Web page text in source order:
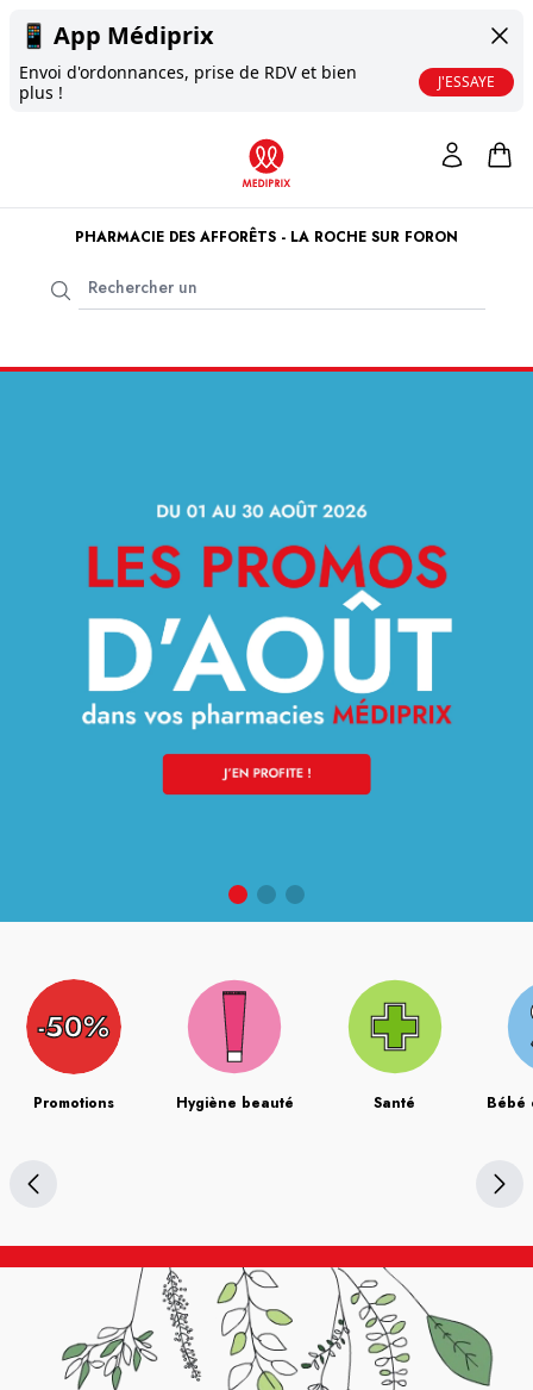
📱 App Médiprix
Envoi d'ordonnances, prise de RDV et bien
plus !
J'ESSAYE
PHARMACIE DES AFFORÊTS - LA ROCHE SUR FORON
Promotions Hygiène beauté Santé Bébé